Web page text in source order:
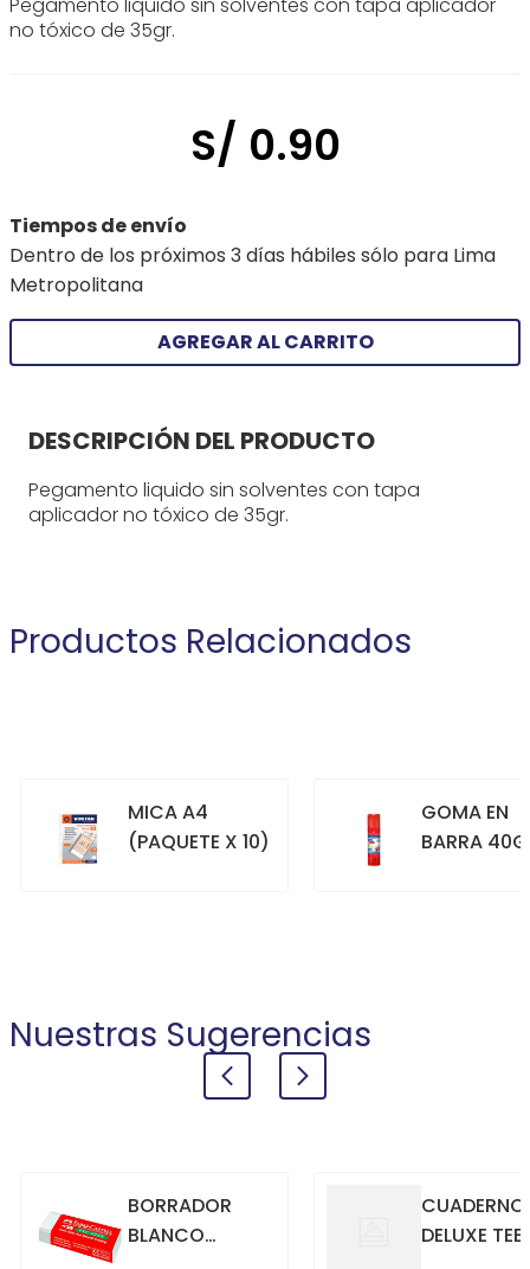
no tóxico de 35gr.
S/ 0.90
Tiempos de envío
Dentro de los próximos 3 días hábiles sólo para Lima
Metropolitana
AGREGAR AL CARRITO
DESCRIPCIÓN DEL PRODUCTO
Pegamento liquido sin solventes con tapa
aplicador no tóxico de 35gr.
Productos Relacionados
MICA A4
(PAQUETE X 10)
GOMA EN
BARRA
Nuestras Sugerencias
BORRADOR
BLANCO
DELUXE